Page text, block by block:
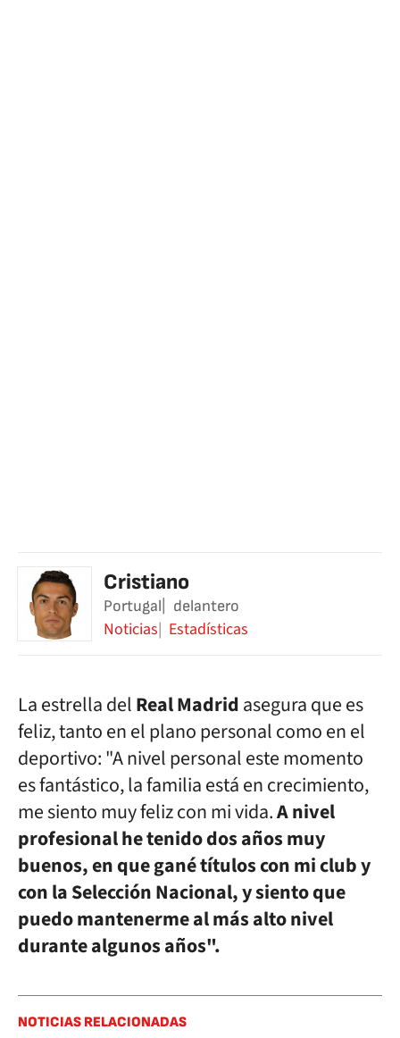
Cristiano
Portugal delantero
Noticias Estadísticas
La estrella delReal Madridasegura que es
feliz, tanto en el plano personal como en el
deportivo: "A nivel personal este momento
es fantástico, la familia está en crecimiento,
me siento muy feliz con mi vida.A nivel
profesional he tenido dos años muy
buenos, en que gané títulos con mi club y
con la Selección Nacional, y siento que
puedo mantenerme al más alto nivel
durante algunos años".
NOTICIAS RELACIONADAS